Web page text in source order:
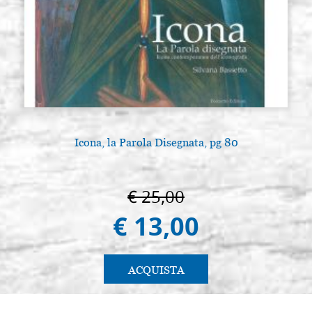
Icona, la Parola Disegnata, pg 80
€ 25,00
€ 13,00
ACQUISTA